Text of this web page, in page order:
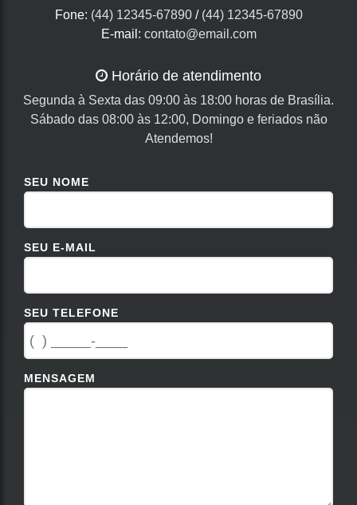
Fone: (44) 12345-67890/ (44) 12345-67890
E-mail: contato@email.com
Horário de atendimento
Segunda à Sexta das 09:00 às 18:00 horas de Brasília.
Sábado das 08:00 às 12:00, Domingo e feriados não
Atendemos!
SEU NOME
SEU E-MAIL
SEU TELEFONE
MENSAGEM